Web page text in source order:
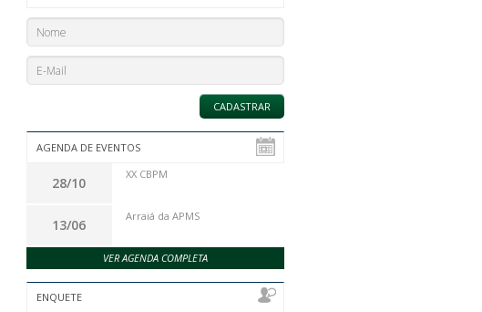
AGENDA DE EVENTOS
28/10
XX CBPM
13/06
Arraiá da APMS
VER AGENDA COMPLETA
ENQUETE